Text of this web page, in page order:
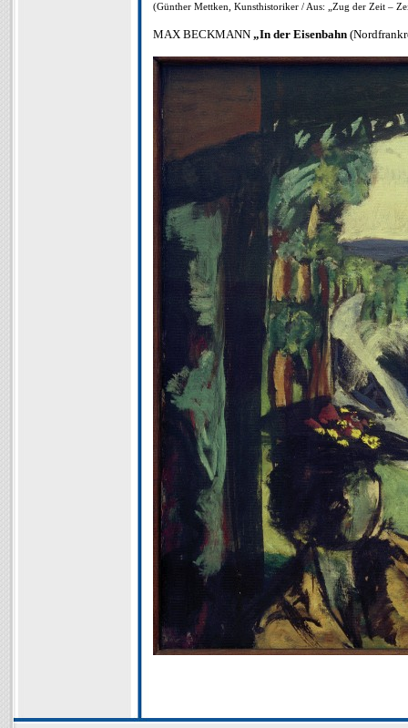
(Günther Mettken, Kunsthistoriker / Aus: „Zug der Zeit –
MAX BECKMANN „In der Eisenbahn